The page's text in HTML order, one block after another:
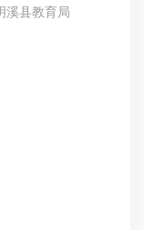
溪县教育局